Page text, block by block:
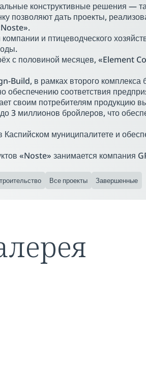
конструктивные решения —
позволяют дать проекты,
и птицеводческого
с половиной месяцев,
Build, в рамках второго
соответствия
своим потребителям продукцию
3 миллионов бройлеров, что
муниципалитете и
«Noste» занимается компания
Все проекты Завершенные